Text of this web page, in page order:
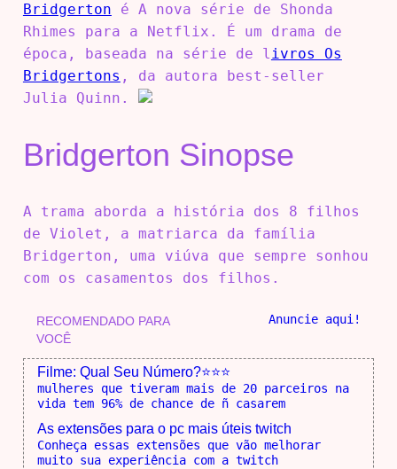
Bridgerton é A nova série de Shonda
Rhimes para a Netflix. É um drama de
época, baseada na série de livros Os
Bridgertons , da autora best-seller
Julia Quinn.
Bridgerton Sinopse
A trama aborda a história dos 8 filhos
de Violet, a matriarca da família
Bridgerton, uma viúva que sempre sonhou
com os casamentos dos filhos.
RECOMENDADO PARA
VOCÊ
Anuncie aqui!
Filme: Qual Seu Número?⭐⭐⭐
mulheres que tiveram mais de 20 parceiros na
vida tem 96% de chance de ñ casarem
As extensões para o pc mais úteis twitch
Conheça essas extensões que vão melhorar
muito sua experiência com a twitch